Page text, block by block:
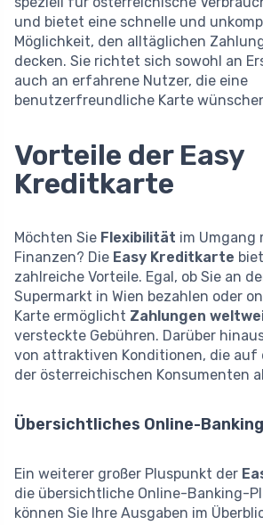
und bietet eine schnelle und
Möglichkeit, den alltäglichen
decken. Sie richtet sich sowohl an
auch an erfahrene Nutzer, die eine
benutzerfreundliche Karte
Vorteile der Easy
Kreditkarte
Möchten Sie Flexibilität im Umgang
Finanzen? Die Easy Kreditkarte
zahlreiche Vorteile. Egal, ob Sie an
Supermarkt in Wien bezahlen oder
Karte ermöglicht Zahlungen
versteckte Gebühren. Darüber
von attraktiven Konditionen, die auf
der österreichischen Konsumenten
Übersichtliches Online-Banking
Ein weiterer großer Pluspunkt der
die übersichtliche Online-Banking-
können Sie Ihre Ausgaben im